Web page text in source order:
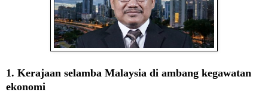
1. Kerajaan selamba Malaysia di ambang kegawatan
ekonomi